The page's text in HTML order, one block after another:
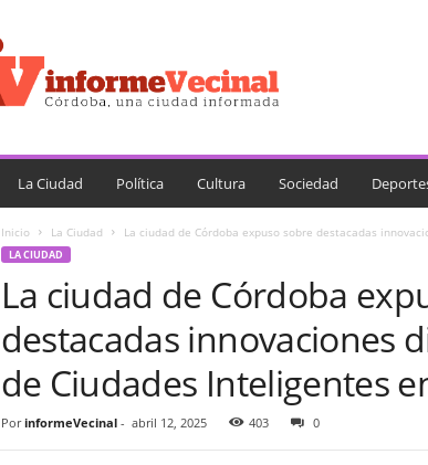
La Ciudad Política Cultura Sociedad
Inicio La Ciudad La ciudad de Córdoba expuso sobre destacadas
LA CIUDAD
La ciudad de Córdoba
destacadas innovaciones
de Ciudades Inteligentes
Por informeVecinal- abril 12, 2025 403 0